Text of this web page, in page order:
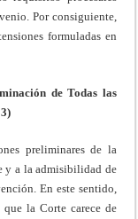
Por consiguiente,
formuladas en
de Todas las
preliminares de la
y a la admisibilidad de
En este sentido,
la Corte carece de